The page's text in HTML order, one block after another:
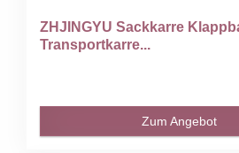
ZHJINGYU Sackkarre
Transportkarre...
Zum Angebot